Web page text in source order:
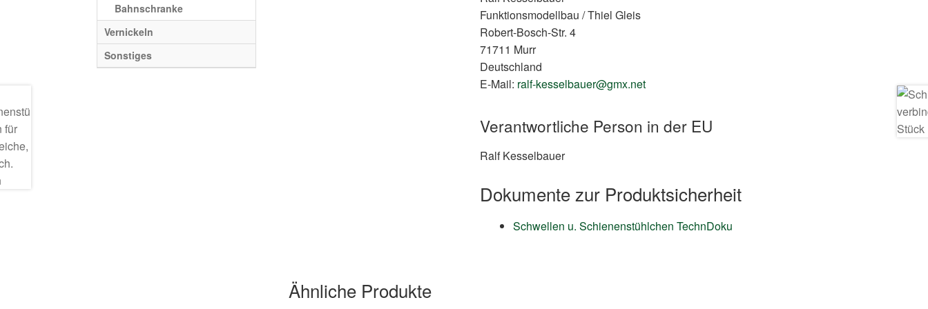
Funktionsmodellbau / Thiel Gleis
Robert-Bosch-Str. 4
71711 Murr
Deutschland
E-Mail: ralf-kesselbauer@gmx.net
Verantwortliche Person in der EU
Ralf Kesselbauer
Dokumente zur Produktsicherheit
Schwellen u. Schienenstühlchen TechnDoku
Ähnliche Produkte
Bahnschranke
Vernickeln
Sonstiges